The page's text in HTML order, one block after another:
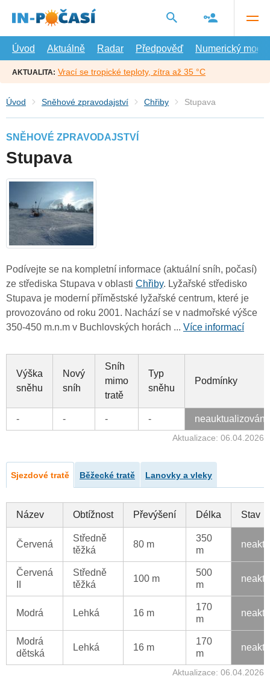
hlavní
Úvod
Aktuálně Radar Předpověď Numerický model
AKTUALITA: Vrací se tropické teploty, zítra až 35 °C
Úvod Sněhové zpravodajství Chřiby Stupava
SNĚHOVÉ ZPRAVODAJSTVÍ
Stupava
Podívejte se na kompletní informace (aktuální sníh, počasí)
ze střediska Stupava v oblasti Chřiby. Lyžařské středisko
Stupava je moderní příměstské lyžařské centrum, které je
provozováno od roku 2001. Nachází se v nadmořské výšce
350-450 m.n.m v Buchlovských horách ... Více informací
Výška
sněhu
Nový
sníh
Sníh
mimo
tratě
Typ
sněhu
Podmínky
- - - - neauktualizováno
Aktualizace: 06.04.2026
Sjezdové tratě Běžecké tratě Lanovky a vleky
Název Obtížnost Převýšení Délka Stav
Červená
Středně
těžká
80 m
350
m
Červená
Středně
těžká
100 m
500
m
Modrá Lehká 16 m
170
m
Modrá
dětská
Lehká 16 m
170
m
Aktualizace: 06.04.2026